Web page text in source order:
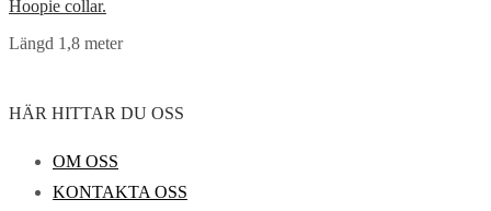
Hoopie collar.
Längd 1,8 meter
HÄR HITTAR DU OSS
OM OSS
KONTAKTA OSS